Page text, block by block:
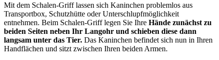
Mit dem Schalen-Griff lassen sich Kaninchen problemlos aus
Transportbox, Schutzhütte oder Unterschlupfmöglichkeit
entnehmen. Beim Schalen-Griff legen Sie Ihre Hände zunächst zu
beiden Seiten neben Ihr Langohr und schieben diese dann
langsam unter das Tier. Das Kaninchen befindet sich nun in Ihren
Handflächen und sitzt zwischen Ihren beiden Armen.